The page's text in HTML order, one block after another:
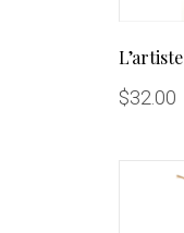
L’artiste
$32.00